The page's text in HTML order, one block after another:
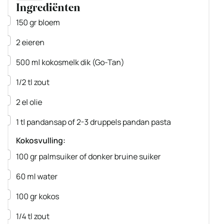
Ingrediënten
▢
150grbloem
▢
2eieren
▢
500 ml kokosmelkdik (Go-Tan)
▢
1/2tlzout
▢
2elolie
▢
1tl pandansapof 2-3 druppels pandan pasta
Kokosvulling:
▢
100grpalmsuikerof donker bruine suiker
▢
60 mlwater
▢
100grkokos
▢
1/4tlzout